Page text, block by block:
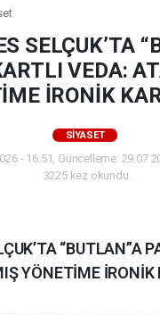
SELÇUK’TA
VEDA:
İRONİK
SIYASET
- 16:51, Güncelleme:
3225 kez okundu.
“BUTLAN”A
YÖNETİME